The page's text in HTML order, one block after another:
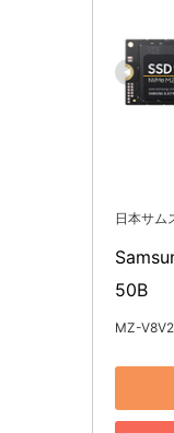
日本サム
50B
MZ-